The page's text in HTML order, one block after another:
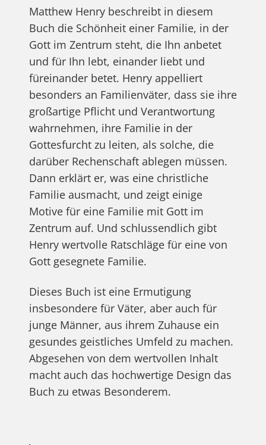
Matthew Henry beschreibt in diesem
Buch die Schönheit einer Familie, in der
Gott im Zentrum steht, die Ihn anbetet
und für Ihn lebt, einander liebt und
füreinander betet. Henry appelliert
besonders an Familienväter, dass sie ihre
großartige Pflicht und Verantwortung
wahrnehmen, ihre Familie in der
Gottesfurcht zu leiten, als solche, die
darüber Rechenschaft ablegen müssen.
Dann erklärt er, was eine christliche
Familie ausmacht, und zeigt einige
Motive für eine Familie mit Gott im
Zentrum auf. Und schlussendlich gibt
Henry wertvolle Ratschläge für eine von
Gott gesegnete Familie.
Dieses Buch ist eine Ermutigung
insbesondere für Väter, aber auch für
junge Männer, aus ihrem Zuhause ein
gesundes geistliches Umfeld zu machen.
Abgesehen von dem wertvollen Inhalt
macht auch das hochwertige Design das
Buch zu etwas Besonderem.